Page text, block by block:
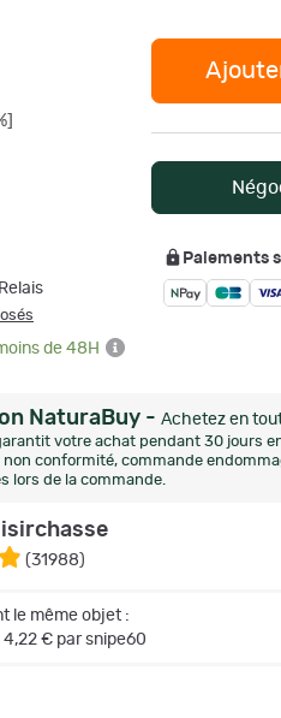
de 48H
Paiements
NaturaBuy - Achetez en
votre achat pendant 30 jours
conformité, commande
lors de la commande.
(31988)
le même objet :
4,22 € par snipe60